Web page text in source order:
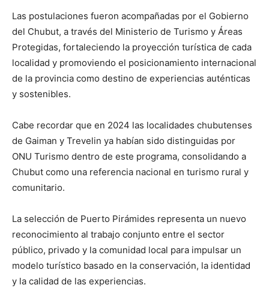
Las postulaciones fueron acompañadas por el Gobierno
del Chubut, a través del Ministerio de Turismo y Áreas
Protegidas, fortaleciendo la proyección turística de cada
localidad y promoviendo el posicionamiento internacional
de la provincia como destino de experiencias auténticas
y sostenibles.
Cabe recordar que en 2024 las localidades chubutenses
de Gaiman y Trevelin ya habían sido distinguidas por
ONU Turismo dentro de este programa, consolidando a
Chubut como una referencia nacional en turismo rural y
comunitario.
La selección de Puerto Pirámides representa un nuevo
reconocimiento al trabajo conjunto entre el sector
público, privado y la comunidad local para impulsar un
modelo turístico basado en la conservación, la identidad
y la calidad de las experiencias.